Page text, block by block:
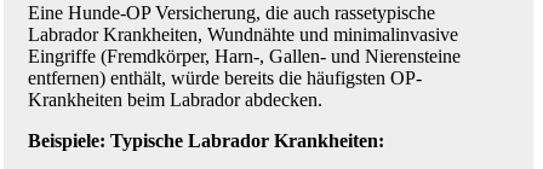
Eine Hunde-OP Versicherung, die auch rassetypische
Labrador Krankheiten, Wundnähte und minimalinvasive
Eingriffe (Fremdkörper, Harn-, Gallen- und Nierensteine
entfernen) enthält, würde bereits die häufigsten OP-
Krankheiten beim Labrador abdecken.
Beispiele: Typische Labrador Krankheiten: